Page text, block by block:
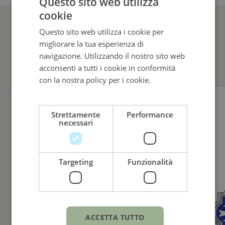
GUARDA ANCHE
ITALIAN
cookie
Questo sito web utilizza i cookie per
migliorare la tua esperienza di
navigazione. Utilizzando il nostro sito web
acconsenti a tutti i cookie in conformità
con la nostra policy per i cookie.
Strettamente
necessari
Performance
Targeting Funzionalità
ACCETTA TUTTO